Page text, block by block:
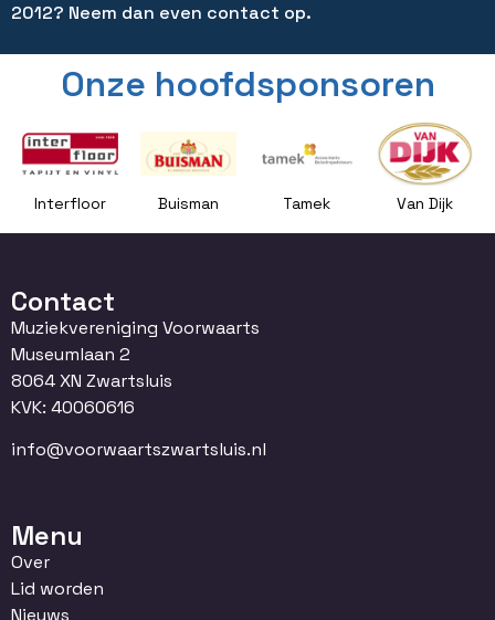
2012? Neem dan even contact op.
Onze hoofdsponsoren
Interfloor Buisman Tamek Van Dijk
Contact
Muziekvereniging Voorwaarts
Museumlaan 2
8064 XN Zwartsluis
KVK: 40060616
info@voorwaartszwartsluis.nl
Menu
Over
Lid worden